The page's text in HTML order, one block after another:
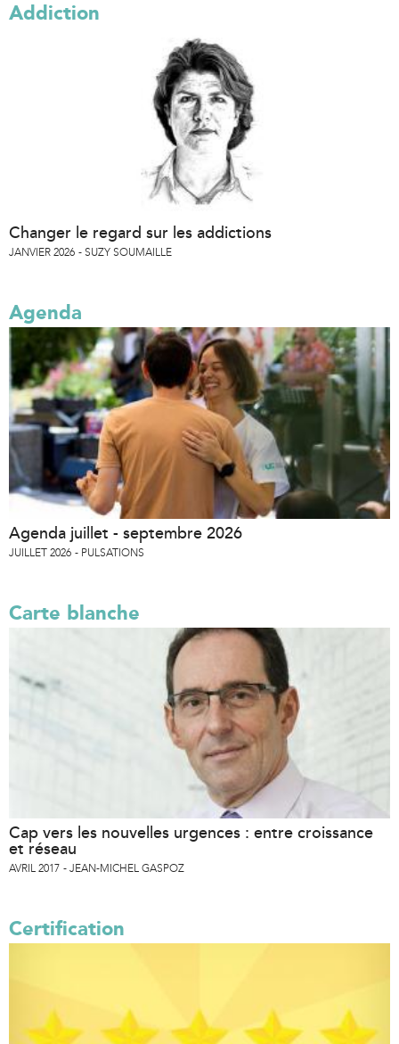
Addiction
Changer le regard sur les addictions
JANVIER 2026 SUZY SOUMAILLE
Agenda
Agenda juillet - septembre 2026
JUILLET 2026 PULSATIONS
Carte blanche
Cap vers les nouvelles urgences : entre croissance
et réseau
AVRIL 2017 JEAN-MICHEL GASPOZ
Certification